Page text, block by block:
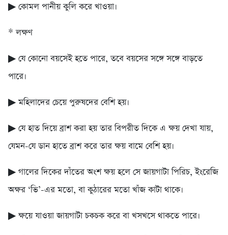
▶ কোমল পানীয় কুলি করে খাওয়া।
* লক্ষণ
▶ যে কোনো বয়সেই হতে পারে, তবে বয়সের সঙ্গে সঙ্গে বাড়তে
পারে।
▶ মহিলাদের চেয়ে পুরুষদের বেশি হয়।
▶ যে হাত দিয়ে ব্রাশ করা হয় তার বিপরীত দিকে এ ক্ষয় দেখা যায়,
যেমন-যে ডান হাতে ব্রাশ করে তার ক্ষয় বামে বেশি হয়।
▶ গালের দিকের দাঁতের অংশ ক্ষয় হলে সে জায়গাটা পিরিচ, ইংরেজি
অক্ষর ‘ভি’-এর মতো, বা কুঠারের মতো খাঁজ কাটা থাকে।
▶ ক্ষয়ে যাওয়া জায়গাটা চকচক করে বা খসখসে থাকতে পারে।